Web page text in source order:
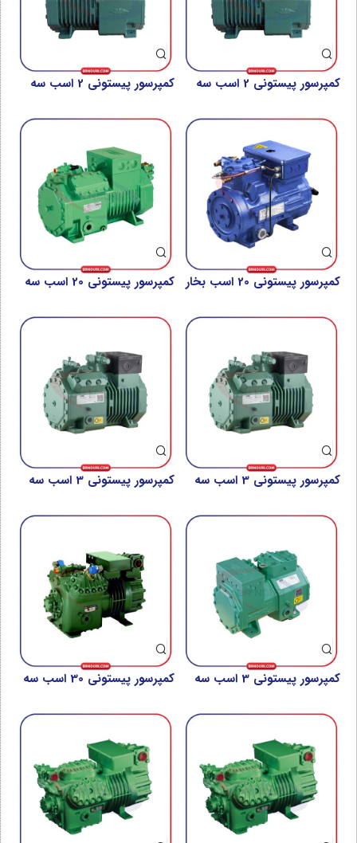
کمپرسور پیستونی 2 اسب سه
کمپرسور پیستونی 2 اسب سه
کمپرسور پیستونی 20 اسب بخار
کمپرسور پیستونی 20 اسب سه
23Y-40P
کمپرسور پیستونی 3 اسب سه
کمپرسور پیستونی 3 اسب سه
کمپرسور پیستونی 3 اسب سه
3P-40S
کمپرسور پیستونی 30 اسب سه